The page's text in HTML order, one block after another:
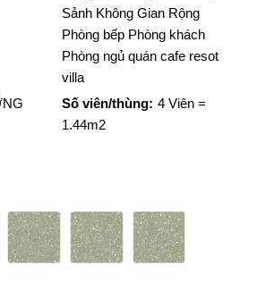
Sảnh Không Gian Rộng
Phòng bếp Phòng khách
Phòng ngủ quán cafe resot
villa
Số viên/thùng: 4 Viên =
1.44m2